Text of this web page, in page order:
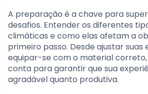
A preparação é a chave para
desafios. Entender os diferentes
climáticas e como elas afetam a
primeiro passo. Desde ajustar
equipar-se com o material
conta para garantir que sua
agradável quanto produtiva.